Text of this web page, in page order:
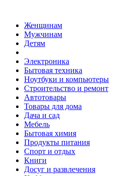
Женщинам
Мужчинам
Детям
Электроника
Бытовая техника
Ноутбуки и компьютеры
Строительство и ремонт
Автотовары
Товары для дома
Дача и сад
Мебель
Бытовая химия
Продукты питания
Спорт и отдых
Книги
Досуг и развлечения